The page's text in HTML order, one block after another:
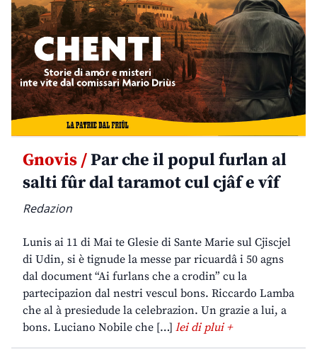
Gnovis /Par che il popul furlan al
salti fûr dal taramot cul cjâf e vîf
Redazion
Lunis ai 11 di Mai te Glesie di Sante Marie sul Cjiscjel
di Udin, si è tignude la messe par ricuardâ i 50 agns
dal document “Ai furlans che a crodin” cu la
partecipazion dal nestri vescul bons. Riccardo Lamba
che al à presiedude la celebrazion. Un grazie a lui, a
bons. Luciano Nobile che […] lei di plui +